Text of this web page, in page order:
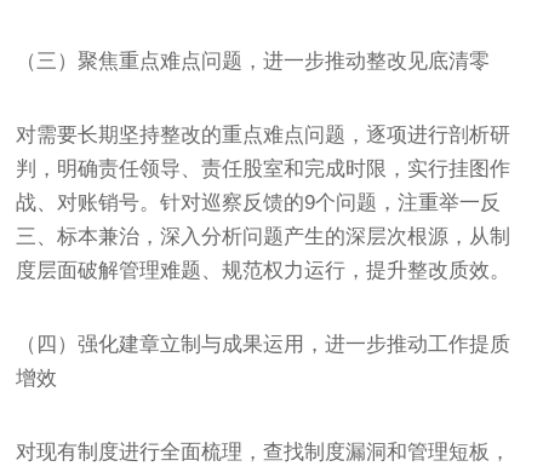
（三）聚焦重点难点问题，进一步推动整改见底清零
对需要长期坚持整改的重点难点问题，逐项进行剖析研
判，明确责任领导、责任股室和完成时限，实行挂图作
战、对账销号。针对巡察反馈的9个问题，注重举一反
三、标本兼治，深入分析问题产生的深层次根源，从制
度层面破解管理难题、规范权力运行，提升整改质效。
（四）强化建章立制与成果运用，进一步推动工作提质
增效
对现有制度进行全面梳理，查找制度漏洞和管理短板，